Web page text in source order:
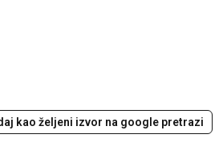
kao željeni izvor na google pretrazi